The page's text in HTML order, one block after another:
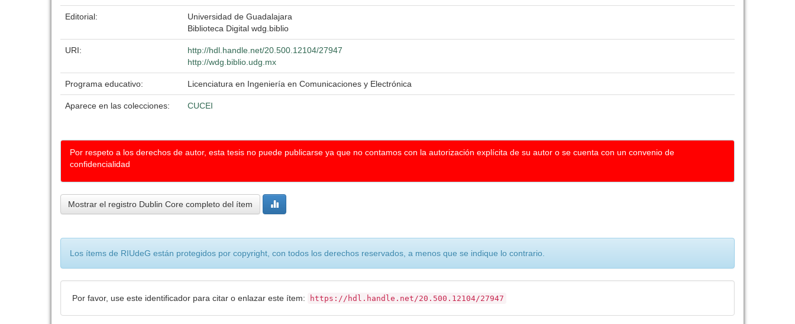
Editorial:
Universidad de Guadalajara
Biblioteca Digital wdg.biblio
URI:
http://hdl.handle.net/20.500.12104/27947
http://wdg.biblio.udg.mx
Programa educativo: Licenciatura en Ingeniería en Comunicaciones y Electrónica
Aparece en las colecciones: CUCEI
Por respeto a los derechos de autor, esta tesis no puede publicarse ya que no contamos con la autorización explícita de su autor o se cuenta con un convenio de
confidencialidad
Mostrar el registro Dublin Core completo del ítem
Los ítems de RIUdeG están protegidos por copyright, con todos los derechos reservados, a menos que se indique lo contrario.
Por favor, use este identificador para citar o enlazar este ítem: https://hdl.handle.net/20.500.12104/27947